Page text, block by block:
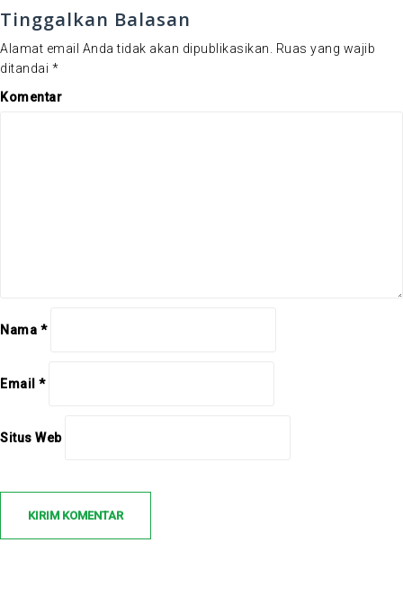
a
s
i
p
o
Tinggalkan Balasan
Alamat email Anda tidak akan dipublikasikan. Ruas yang wajib
ditandai *
Komentar
Nama *
Email *
Situs Web